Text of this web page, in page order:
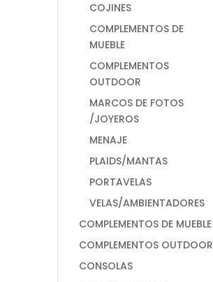
COJINES
COMPLEMENTOS DE
MUEBLE
COMPLEMENTOS
OUTDOOR
MARCOS DE FOTOS
/JOYEROS
MENAJE
PLAIDS/MANTAS
PORTAVELAS
VELAS/AMBIENTADORES
COMPLEMENTOS DE MUEBLE
COMPLEMENTOS OUTDOOR
CONSOLAS